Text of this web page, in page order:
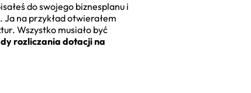
do swojego biznesplanu i
na przykład otwierałem
Wszystko musiało być
rozliczania dotacji na